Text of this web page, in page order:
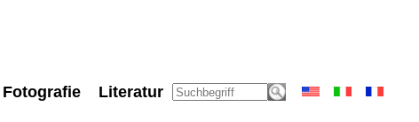
Fotografie Literatur